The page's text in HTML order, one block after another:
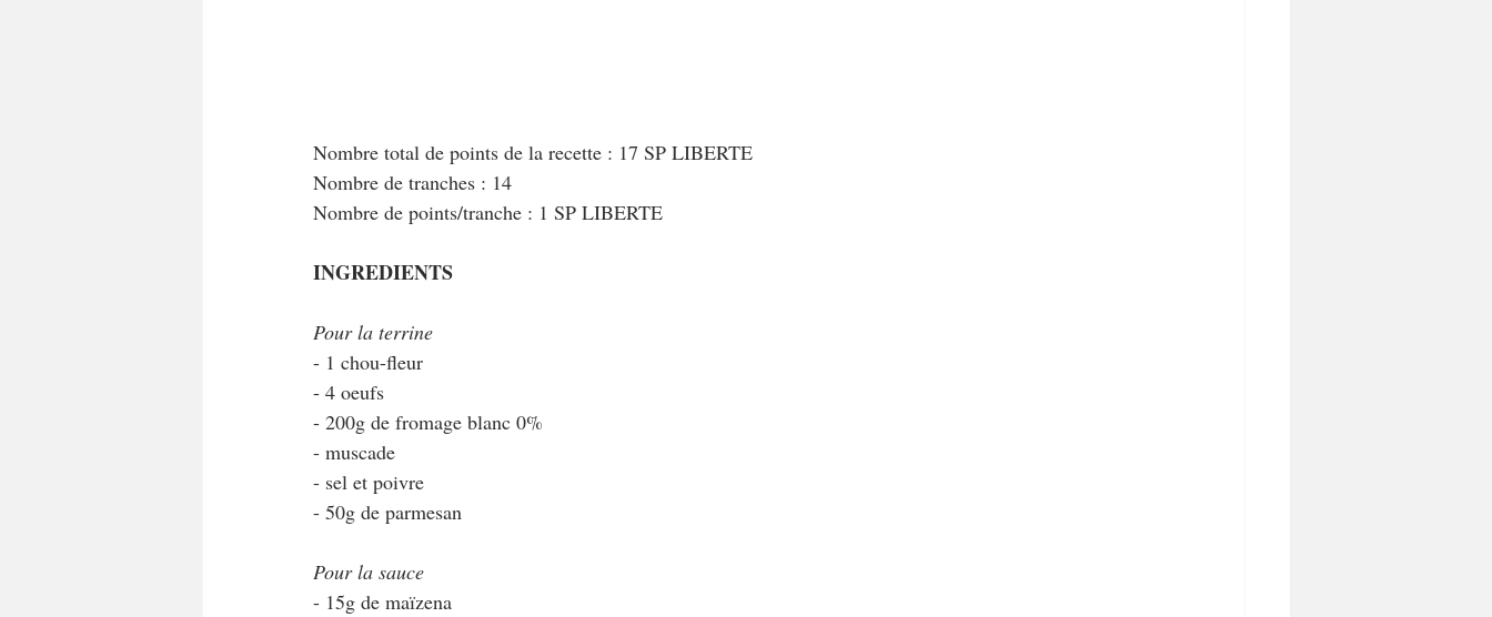
Nombre total de points de la recette : 17 SP LIBERTE
Nombre de tranches : 14
Nombre de points/tranche : 1 SP LIBERTE
INGREDIENTS
Pour la terrine
- 1 chou-fleur
- 4 oeufs
- 200g de fromage blanc 0%
- muscade
- sel et poivre
- 50g de parmesan
Pour la sauce
- 15g de maïzena